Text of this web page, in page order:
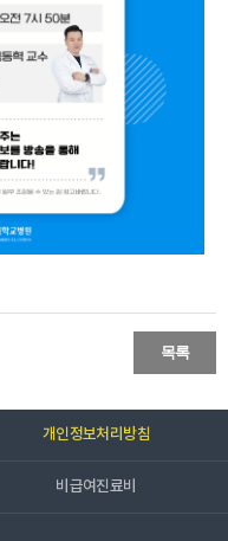
목록
개인정보처리방침
비급여진료비